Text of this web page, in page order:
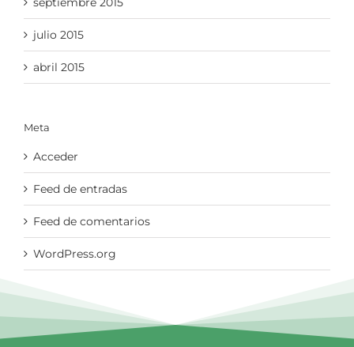
julio 2015
abril 2015
Meta
Acceder
Feed de entradas
Feed de comentarios
WordPress.org